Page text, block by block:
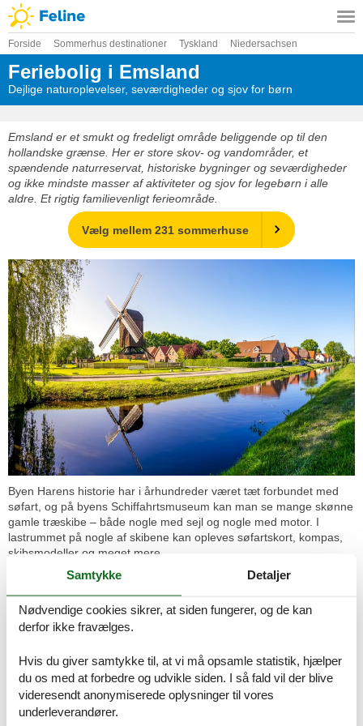
Forside Sommerhus destinationer Tyskland Niedersachsen
Feriebolig i Emsland
Dejlige naturoplevelser, seværdigheder og sjov for børn
Emsland er et smukt og fredeligt område beliggende op til den
hollandske grænse. Her er store skov- og vandområder, et
spændende naturreservat, historiske bygninger og seværdigheder
og ikke mindste masser af aktiviteter og sjov for legebørn i alle
aldre. Et rigtig familievenligt ferieområde.
Vælg mellem 231 sommerhuse
Byen Harens historie har i århundreder været tæt forbundet med
søfart, og på byens Schiffahrtsmuseum kan man se mange skønne
gamle træskibe – både nogle med sejl og nogle med motor. I
lastrummet på nogle af skibene kan opleves søfartskort, kompas,
skibsmodeller og meget mere.
Ved siden af Søfartsmuseet ligger Møllemuseet. Den smukt
renoverede mølle er fuldt funktionsdygtig, og ud over selve møllen
kan man her besøge flere hundrede år gamle bygninger som et
møllehus, et bageri og en vognremise med hjulværksted. En
Det helt store trækplaster for børnefamilier er det mere end 500 år
gamle Schloß Dankern, der er et sandt oplevelses-eldorado. I
forbindelse med slottet er der mere end 150 forlystelser og
aktiviteter lige fra et stort indendørs vandland, udendørs pool,
Samtykke Detaljer
Nødvendige cookies sikrer, at siden fungerer, og de kan
derfor ikke fravælges.
Hvis du giver samtykke til, at vi må opsamle statistik, hjælper
du os med at forbedre og udvikle siden. I så fald vil der blive
videresendt anonymiserede oplysninger til vores
underleverandører.